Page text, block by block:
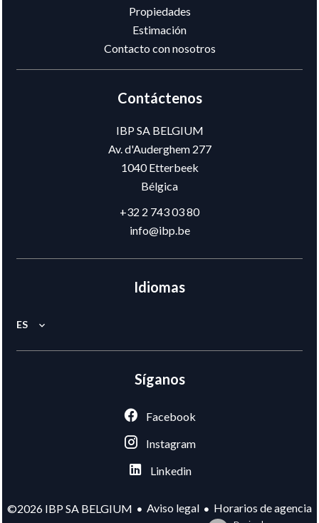
Propiedades
Estimación
Contacto con nosotros
Contáctenos
IBP SA BELGIUM
Av. d'Auderghem 277
1040Etterbeek
Bélgica
+32 2 743 03 80
info@ibp.be
Idiomas
ES
Síganos
Facebook
Instagram
Linkedin
©2026 IBP SA BELGIUM Aviso legal
Horarios de agencia